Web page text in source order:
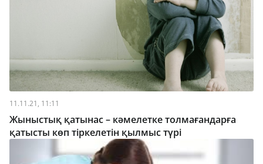
11.11.21, 11:11
Жыныстық қатынас – кәмелетке толмағандарға
қатысты көп тіркелетін қылмыс түрі